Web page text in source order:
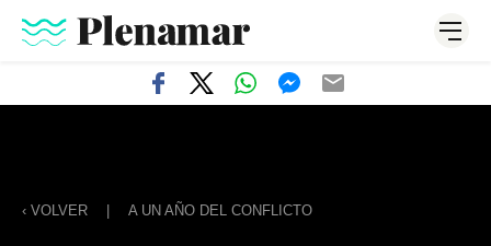
‹ VOLVER A UN AÑO DEL CONFLICTO